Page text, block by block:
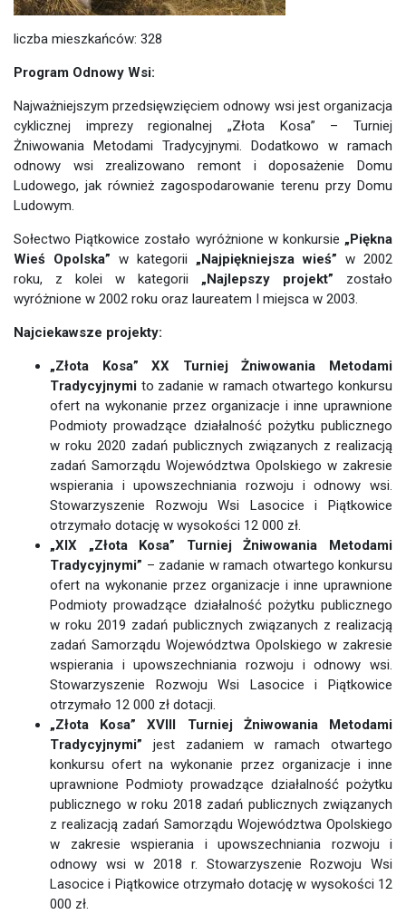
liczba mieszkańców: 328
Program Odnowy Wsi:
Najważniejszym przedsięwzięciem odnowy wsi jest organizacja
cyklicznej imprezy regionalnej „Złota Kosa” – Turniej
Żniwowania Metodami Tradycyjnymi. Dodatkowo w ramach
odnowy wsi zrealizowano remont i doposażenie Domu
Ludowego, jak również zagospodarowanie terenu przy Domu
Ludowym.
Sołectwo Piątkowice zostało wyróżnione w konkursie „Piękna
Wieś Opolska” w kategorii „Najpiękniejsza wieś” w 2002
roku, z kolei w kategorii „Najlepszy projekt” zostało
wyróżnione w 2002 roku oraz laureatem I miejsca w 2003.
Najciekawsze projekty:
„Złota Kosa” XX Turniej Żniwowania Metodami
Tradycyjnymi to zadanie w ramach otwartego konkursu
ofert na wykonanie przez organizacje i inne uprawnione
Podmioty prowadzące działalność pożytku publicznego
w roku 2020 zadań publicznych związanych z realizacją
zadań Samorządu Województwa Opolskiego w zakresie
wspierania i upowszechniania rozwoju i odnowy wsi.
Stowarzyszenie Rozwoju Wsi Lasocice i Piątkowice
otrzymało dotację w wysokości 12 000 zł.
„XIX „Złota Kosa” Turniej Żniwowania Metodami
Tradycyjnymi” – zadanie w ramach otwartego konkursu
ofert na wykonanie przez organizacje i inne uprawnione
Podmioty prowadzące działalność pożytku publicznego
w roku 2019 zadań publicznych związanych z realizacją
zadań Samorządu Województwa Opolskiego w zakresie
wspierania i upowszechniania rozwoju i odnowy wsi.
Stowarzyszenie Rozwoju Wsi Lasocice i Piątkowice
otrzymało 12 000 zł dotacji.
„Złota Kosa” XVIII Turniej Żniwowania Metodami
Tradycyjnymi” jest zadaniem w ramach otwartego
konkursu ofert na wykonanie przez organizacje i inne
uprawnione Podmioty prowadzące działalność pożytku
publicznego w roku 2018 zadań publicznych związanych
z realizacją zadań Samorządu Województwa Opolskiego
w zakresie wspierania i upowszechniania rozwoju i
odnowy wsi w 2018 r. Stowarzyszenie Rozwoju Wsi
Lasocice i Piątkowice otrzymało dotację w wysokości 12
000 zł.